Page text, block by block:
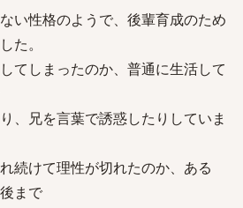
い性格のようで、後輩育成のため
た。
てしまったのか、普通に生活して
、兄を言葉で誘惑したりしていま
続けて理性が切れたのか、ある
まで